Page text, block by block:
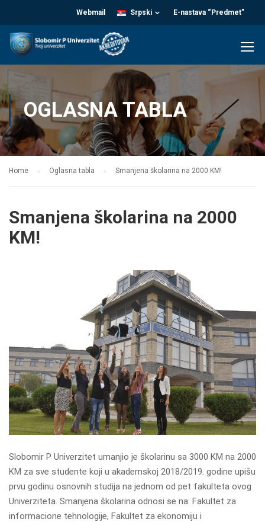
E-nastava “Predmet”
Srpski
Webmail
OGLASNA TABLA
Home Oglasna tabla Smanjena školarina na 2000 KM!
Smanjena školarina na 2000
KM!
Slobomir P Univerzitet umanjio je školarinu sa 3000 KM na 2000
KM za sve studente koji u akademskoj 2018/2019. godine upišu
prvu godinu osnovnih studija na jednom od pet fakulteta ovog
Univerziteta. Smanjena školarina odnosi se na: Fakultet za
informacione tehnologije, Fakultet za ekonomiju i